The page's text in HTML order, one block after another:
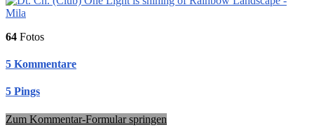
64 Fotos
5 Kommentare
5 Pings
Zum Kommentar-Formular springen